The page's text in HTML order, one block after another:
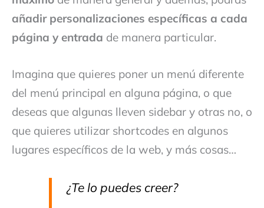
añadir personalizaciones específicas a cada
página y entrada de manera particular.
Imagina que quieres poner un menú diferente
del menú principal en alguna página, o que
deseas que algunas lleven sidebar y otras no, o
que quieres utilizar shortcodes en algunos
lugares específicos de la web, y más cosas…
¿Te lo puedes creer?